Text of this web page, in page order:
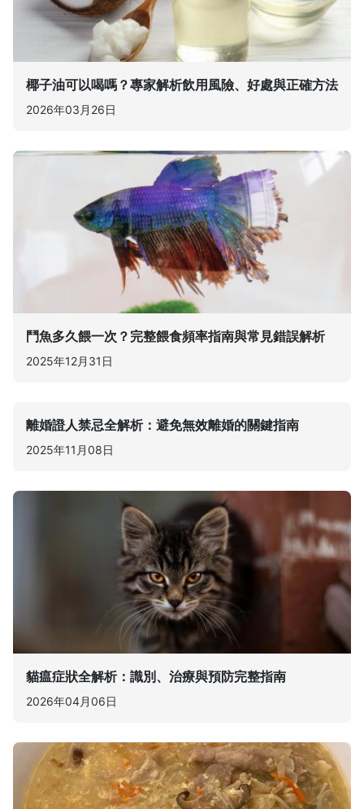
椰子油可以喝嗎？專家解析飲用風險、好處與正確方法
2026年03月26日
鬥魚多久餵一次？完整餵食頻率指南與常見錯誤解析
2025年12月31日
離婚證人禁忌全解析：避免無效離婚的關鍵指南
2025年11月08日
貓瘟症狀全解析：識別、治療與預防完整指南
2026年04月06日